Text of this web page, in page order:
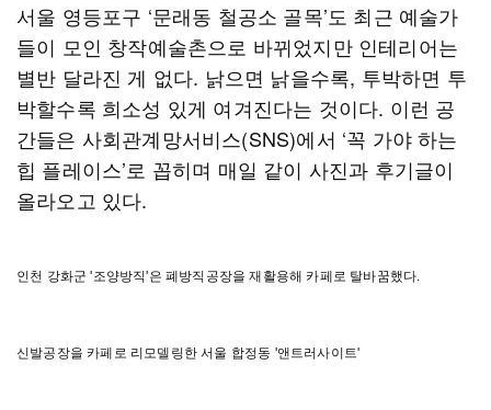
서울 영등포구 ‘문래동 철공소 골목’도 최근 예술가
들이 모인 창작예술촌으로 바뀌었지만 인테리어는
별반 달라진 게 없다. 낡으면 낡을수록, 투박하면 투
박할수록 희소성 있게 여겨진다는 것이다. 이런 공
간들은 사회관계망서비스(SNS)에서 ‘꼭 가야 하는
힙 플레이스’로 꼽히며 매일 같이 사진과 후기글이
올라오고 있다.
인천 강화군 '조양방직'은 폐방직공장을 재활용해 카페로 탈바꿈했다.
신발공장을 카페로 리모델링한 서울 합정동 '앤트러사이트'